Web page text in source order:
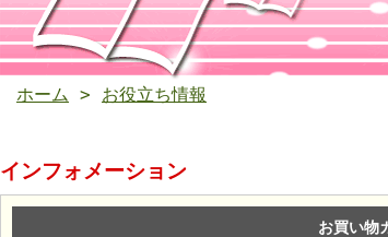
ホーム > お役立ち情報
インフォメーション
お買い物